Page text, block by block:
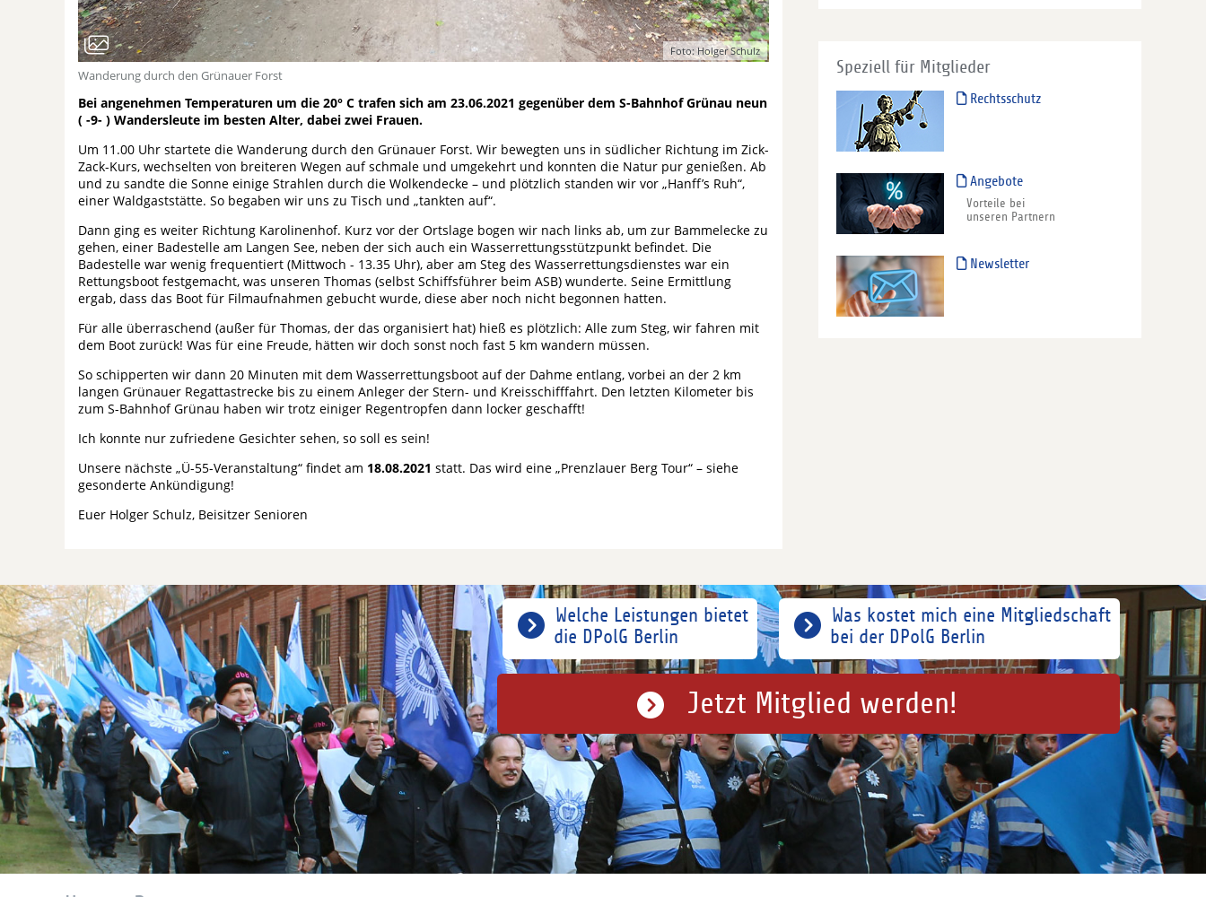
Foto: Holger Schulz
Wanderung durch den Grünauer Forst
Bei angenehmen Temperaturen um die 20° C trafen sich am 23.06.2021 gegenüber dem S-Bahnhof Grünau neun
( -9- ) Wandersleute im besten Alter, dabei zwei Frauen.
Um 11.00 Uhr startete die Wanderung durch den Grünauer Forst. Wir bewegten uns in südlicher Richtung im Zick-
Zack-Kurs, wechselten von breiteren Wegen auf schmale und umgekehrt und konnten die Natur pur genießen. Ab
und zu sandte die Sonne einige Strahlen durch die Wolkendecke – und plötzlich standen wir vor „Hanff’s Ruh“,
einer Waldgaststätte. So begaben wir uns zu Tisch und „tankten auf“.
Dann ging es weiter Richtung Karolinenhof. Kurz vor der Ortslage bogen wir nach links ab, um zur Bammelecke zu
gehen, einer Badestelle am Langen See, neben der sich auch ein Wasserrettungsstützpunkt befindet. Die
Badestelle war wenig frequentiert (Mittwoch - 13.35 Uhr), aber am Steg des Wasserrettungsdienstes war ein
Rettungsboot festgemacht, was unseren Thomas (selbst Schiffsführer beim ASB) wunderte. Seine Ermittlung
ergab, dass das Boot für Filmaufnahmen gebucht wurde, diese aber noch nicht begonnen hatten.
Für alle überraschend (außer für Thomas, der das organisiert hat) hieß es plötzlich: Alle zum Steg, wir fahren mit
dem Boot zurück! Was für eine Freude, hätten wir doch sonst noch fast 5 km wandern müssen.
So schipperten wir dann 20 Minuten mit dem Wasserrettungsboot auf der Dahme entlang, vorbei an der 2 km
langen Grünauer Regattastrecke bis zu einem Anleger der Stern- und Kreisschifffahrt. Den letzten Kilometer bis
zum S-Bahnhof Grünau haben wir trotz einiger Regentropfen dann locker geschafft!
Ich konnte nur zufriedene Gesichter sehen, so soll es sein!
Unsere nächste „Ü-55-Veranstaltung“ findet am 18.08.2021 statt. Das wird eine „Prenzlauer Berg Tour“ – siehe
gesonderte Ankündigung!
Euer Holger Schulz, Beisitzer Senioren
Speziell für Mitglieder
Rechtsschutz
Angebote
Vorteile bei
unseren Partnern
Newsletter
Was kostet mich eine Mitgliedschaft
bei der DPolG Berlin
Welche Leistungen bietet
die DPolG Berlin
Jetzt Mitglied werden!